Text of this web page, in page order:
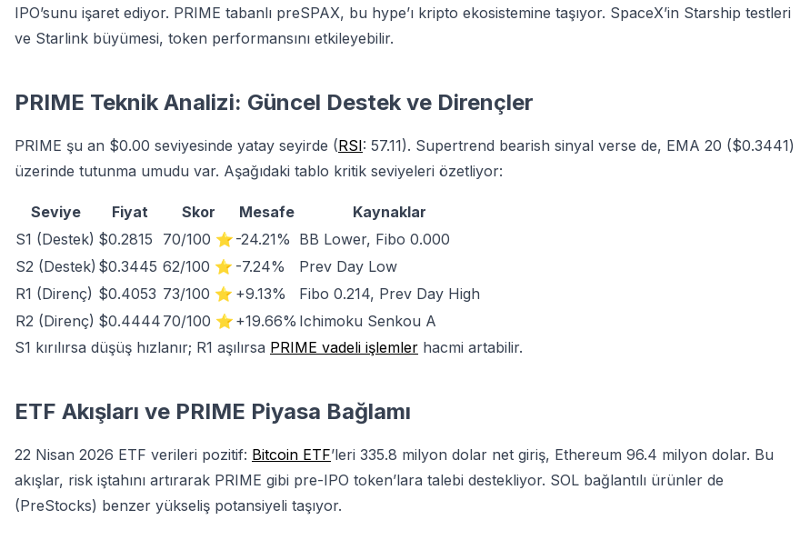
IPO’sunu işaret ediyor. PRIME tabanlı preSPAX, bu hype’ı kripto ekosistemine taşıyor. SpaceX’in Starship testleri
ve Starlink büyümesi, token performansını etkileyebilir.
PRIME Teknik Analizi: Güncel Destek ve Dirençler
PRIME şu an $0.00 seviyesinde yatay seyirde (RSI: 57.11). Supertrend bearish sinyal verse de, EMA 20 ($0.3441)
üzerinde tutunma umudu var. Aşağıdaki tablo kritik seviyeleri özetliyor:
Seviye Fiyat Skor Mesafe
Kaynaklar
S1 (Destek) $0.2815 70/100 ⭐ -24.21% BB Lower, Fibo 0.000
S2 (Destek) $0.3445 62/100 ⭐ -7.24%
Prev Day Low
R1 (Direnç) $0.4053 73/100 ⭐ +9.13%
Fibo 0.214, Prev Day High
R2 (Direnç) $0.4444 70/100 ⭐ +19.66% Ichimoku Senkou A
S1 kırılırsa düşüş hızlanır; R1 aşılırsa PRIME vadeli işlemler hacmi artabilir.
ETF Akışları ve PRIME Piyasa Bağlamı
22 Nisan 2026 ETF verileri pozitif: Bitcoin ETF’leri 335.8 milyon dolar net giriş, Ethereum 96.4 milyon dolar. Bu
akışlar, risk iştahını artırarak PRIME gibi pre-IPO token’lara talebi destekliyor. SOL bağlantılı ürünler de
(PreStocks) benzer yükseliş potansiyeli taşıyor.